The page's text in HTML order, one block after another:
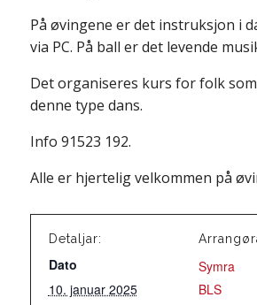
På øvingene er det instruksjon i
via PC. På ball er det levende
Det organiseres kurs for folk
denne type dans.
Info 91523 192.
Alle er hjertelig velkommen på
Detaljar:
Dato
10. januar 2025
Symra
BLS